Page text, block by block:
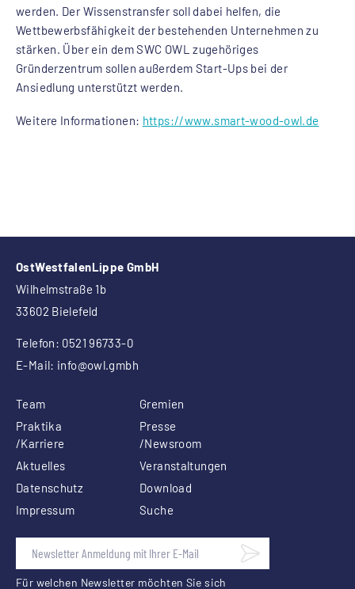
werden. Der Wissenstransfer soll dabei helfen, die
Wettbewerbsfähigkeit der bestehenden Unternehmen zu
stärken. Über ein dem SWC OWL zugehöriges
Gründerzentrum sollen außerdem Start-Ups bei der
Ansiedlung unterstützt werden.
Weitere Informationen: https://www.smart-wood-owl.de
OstWestfalenLippe GmbH
Wilhelmstraße 1b
33602 Bielefeld
Telefon: 0521 96733-0
E-Mail: info@owl.gmbh
Team
Gremien
Praktika
/Karriere
Presse
/Newsroom
Aktuelles
Veranstaltungen
Datenschutz
Download
Impressum
Suche
Für welchen Newsletter möchten Sie sich